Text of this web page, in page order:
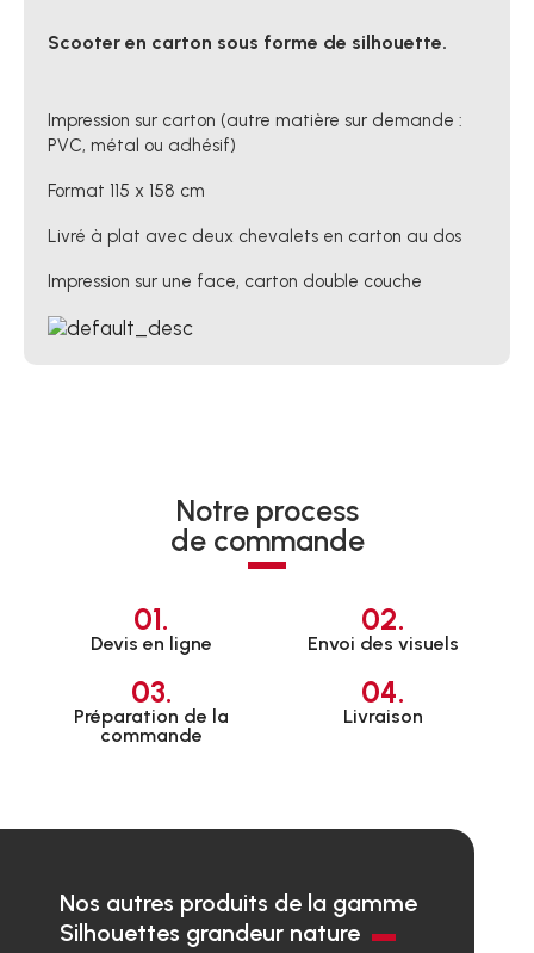
Scooter en carton sous forme de silhouette.
Impression sur carton (autre matière sur demande :
PVC, métal ou adhésif)
Format 115 x 158 cm
Livré à plat avec deux chevalets en carton au dos
Impression sur une face, carton double couche
Notre process
de commande
01.
Devis en ligne
02.
Envoi des visuels
03.
Préparation de la
commande
04.
Livraison
Nos autres produits de la gamme
Silhouettes grandeur nature